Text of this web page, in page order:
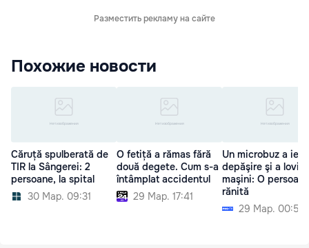
Разместить рекламу на сайте
Похожие новости
Căruță spulberată de
TIR la Sângerei: 2
persoane, la spital
30 Мар. 09:31
O fetiță a rămas fără
două degete. Cum s-a
întâmplat accidentul
29 Мар. 17:41
Un microbuz a
depăşire şi a lovit
maşini: O
rănită
29 Мар. 00:52